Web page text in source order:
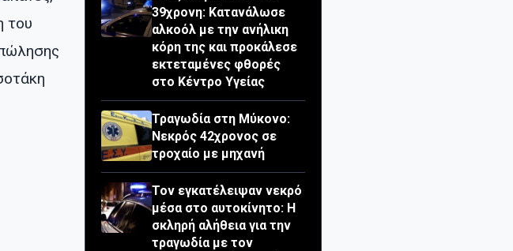
39χρονη: Κατανάλωσε
αλκοόλ με την ανήλικη
κόρη της και προκάλεσε
εκτεταμένες φθορές
στο Κέντρο Υγείας
Τραγωδία στη Μύκονο:
Νεκρός 42χρονος σε
τροχαίο με μηχανή
Τον εγκατέλειψαν νεκρό
μέσα στο αυτοκίνητο: Η
σκληρή αλήθεια για την
τραγωδία με τον
του